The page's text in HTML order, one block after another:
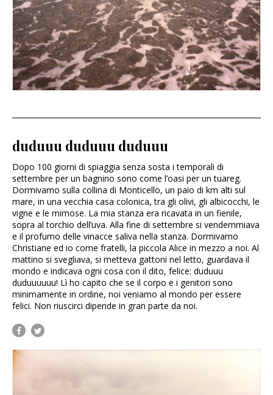
duduuu duduuu duduuu
Dopo 100 giorni di spiaggia senza sosta i temporali di
settembre per un bagnino sono come l’oasi per un tuareg.
Dormivamo sulla collina di Monticello, un paio di km alti sul
mare, in una vecchia casa colonica, tra gli olivi, gli albicocchi, le
vigne e le mimose. La mia stanza era ricavata in un fienile,
sopra al torchio dell’uva. Alla fine di settembre si vendemmiava
e il profumo delle vinacce saliva nella stanza. Dormivamo
Christiane ed io come fratelli, la piccola Alice in mezzo a noi. Al
mattino si svegliava, si metteva gattoni nel letto, guardava il
mondo e indicava ogni cosa con il dito, felice: duduuu
duduuuuuu! Lì ho capito che se il corpo e i genitori sono
minimamente in ordine, noi veniamo al mondo per essere
felici. Non riuscirci dipende in gran parte da noi.